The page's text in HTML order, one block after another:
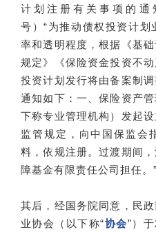
计划注册有关事项的通
号）“为推动债权投资计
率和透明程度，根据《基
规定》《保险资金投资不
投资计划发行将由备案制
通知如下：一、保险资产
下称专业管理机构）发起
监管规定，向中国保监会
料，依规注册。过渡期间
障基金有限责任公司担任。”
其后，经国务院同意，民
业协会（以下称“协会”）